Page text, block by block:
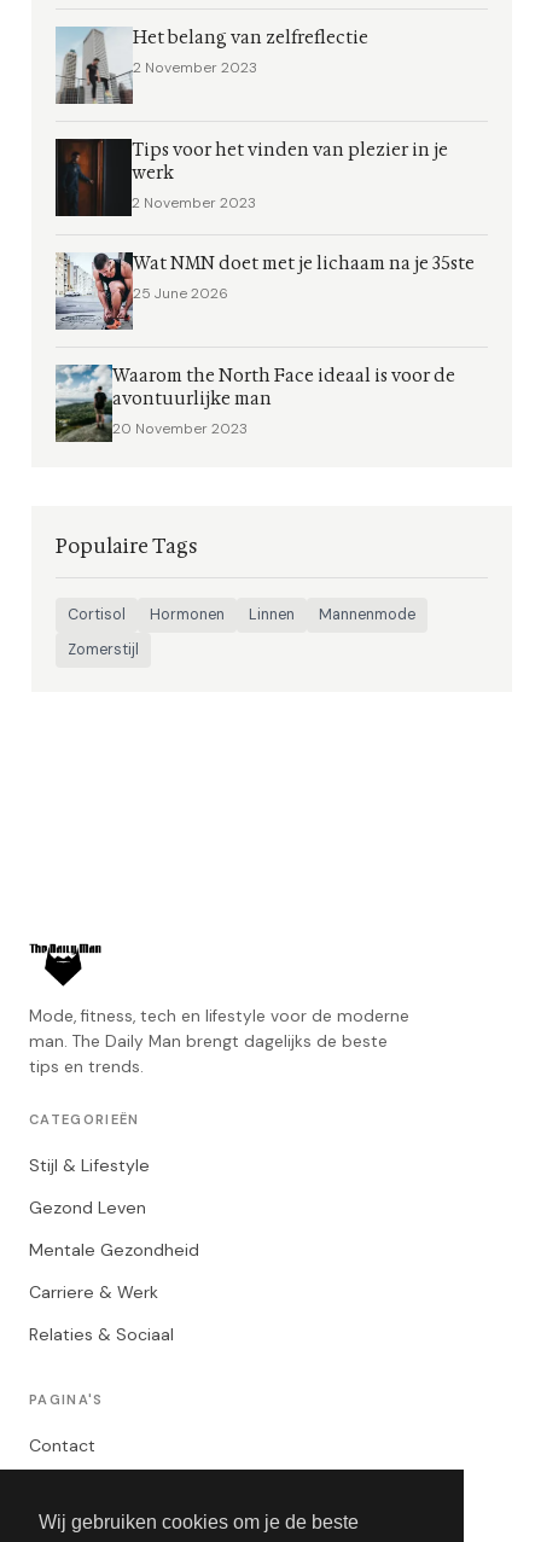
Wij gebruiken cookies om je de beste
Het belang van zelfreflectie
2 November 2023
Tips voor het vinden van plezier in je
werk
2 November 2023
Wat NMN doet met je lichaam na je 35ste
25 June 2026
Waarom the North Face ideaal is voor de
avontuurlijke man
20 November 2023
Populaire Tags
Cortisol Hormonen Linnen
Mannenmode
Zomerstijl
Mode, fitness, tech en lifestyle voor de moderne
man. The Daily Man brengt dagelijks de beste
tips en trends.
CATEGORIEËN
Stijl & Lifestyle
Gezond Leven
Mentale Gezondheid
Carriere & Werk
Relaties & Sociaal
PAGINA'S
Contact
Algemene Voorwaarden